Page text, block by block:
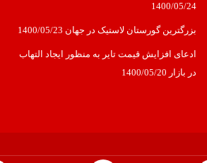
1400/05/24
بزرگترین گورستان لاستیک در جهان 1400/05/23
ادعای افزایش قیمت تایر به منظور ایجاد التهاب
در بازار 1400/05/20